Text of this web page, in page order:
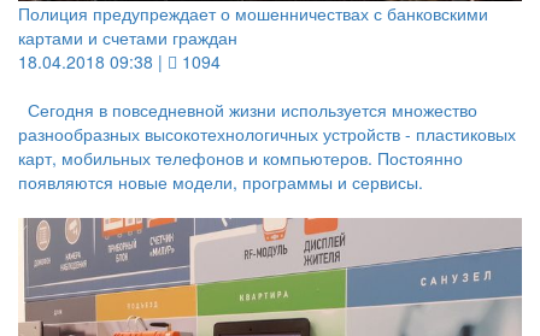
Полиция предупреждает о мошенничествах с банковскими
картами и счетами граждан
18.04.2018 09:38 |
1094
Сегодня в повседневной жизни используется множество
разнообразных высокотехнологичных устройств - пластиковых
карт, мобильных телефонов и компьютеров. Постоянно
появляются новые модели, программы и сервисы.